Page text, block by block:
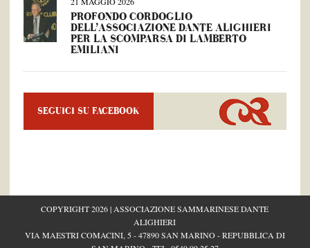
PROFONDO CORDOGLIO
DELL’ASSOCIAZIONE DANTE ALIGHIERI
PER LA SCOMPARSA DI LAMBERTO
EMILIANI
SEGUICI SU FACEBOOK
COPYRIGHT 2026 | ASSOCIAZIONE SAMMARINESE DANTE
ALIGHIERI
VIA MAESTRI COMACINI, 5 - 47890 SAN MARINO - REPUBBLICA DI